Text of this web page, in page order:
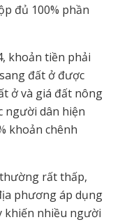
đủ 100% phần
khoản tiền phải
đất ở được
ở và giá đất nông
người dân hiện
khoản chênh
rất thấp,
phương áp dụng
khiến nhiều người